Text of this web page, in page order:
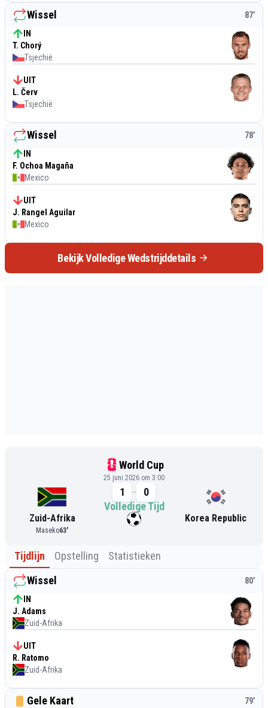
Wissel 87’
IN
T. Chorý
Tsjechië
UIT
L. Červ
Tsjechië
Wissel 78’
IN
F. Ochoa Magaña
Mexico
UIT
J. Rangel Aguilar
Mexico
Bekijk Volledige Wedstrijddetails
World Cup
25 juni 2026 om 3:00
Zuid-Afrika
Maseko63'
1
0
Volledige Tijd
Korea Republic
Tijdlijn Opstelling
Statistieken
Wissel
80’
IN
J. Adams
Zuid-Afrika
UIT
R. Ratomo
Zuid-Afrika
Gele Kaart 79’